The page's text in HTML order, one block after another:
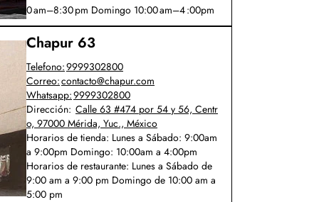
0 am–8:30 pm Domingo 10:00 am–4 :00pm
Chapur 63
Telefono:9999302800
Correo:contacto@chapur.com
Whatsapp:9999302800
Dirección: Calle 63 #474 por 54 y 56, Centr
o, 97000 Mérida, Yuc., México
Horarios de tienda: Lunes a Sábado: 9:00am
a 9:00pm Domingo: 10:00am a 4:00pm
Horarios de restaurante: Lunes a Sábado de
9:00 am a 9:00 pm Domingo de 10:00 am a
5:00 pm